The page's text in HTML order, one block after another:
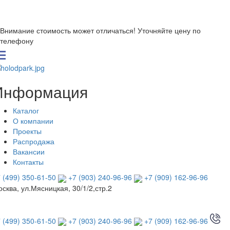
Внимание стоимость может отличаться! Уточняйте цену по
телефону
Каталог
О компании
Проекты
Распродажа
Вакансии
Контакты
(499) 350-61-50
+7 (903) 240-96-96
+7 (909) 162-96-96
ул.Мясницкая, 30/1/2,стр.2
(499) 350-61-50 +7 (903) 240-96-96 +7 (909) 162-96-96